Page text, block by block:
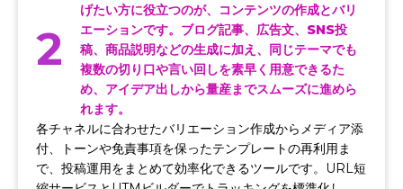
2
げたい方に役立つのが、コンテンツの作成とバリ
エーションです。ブログ記事、広告文、SNS投
稿、商品説明などの生成に加え、同じテーマでも
複数の切り口や言い回しを素早く用意できるた
め、アイデア出しから量産までスムーズに進めら
れます。
各チャネルに合わせたバリエーション作成からメディア添
付、トーンや免責事項を保ったテンプレートの再利用ま
で、投稿運用をまとめて効率化できるツールです。URL短